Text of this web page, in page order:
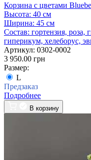
Корзина с цветами
Высота: 40 см
Ширина: 45 см
Состав: гортензия, роза,
гиперикум, хелеборус,
Артикул: 0302-0002
3 950.00 грн
Размер:
L
Предзаказ
Подробнее
В корзину